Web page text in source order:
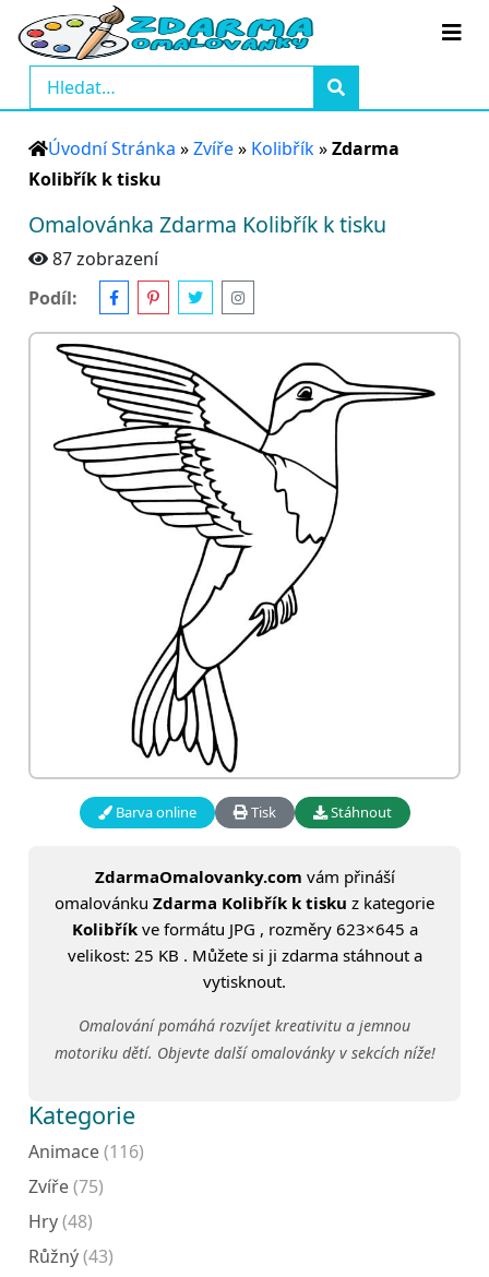
Úvodní Stránka »Zvíře» Kolibřík»Zdarma
Kolibřík k tisku
Omalovánka Zdarma Kolibřík k tisku
87 zobrazení
Podíl:
Barva online Tisk Stáhnout
ZdarmaOmalovanky.com vám přináší
omalovánku Zdarma Kolibřík k tisku z kategorie
Kolibříkve formátu JPG , rozměry 623×645 a
velikost: 25 KB . Můžete si ji zdarma stáhnout a
vytisknout.
Omalování pomáhá rozvíjet kreativitu a jemnou
motoriku dětí. Objevte další omalovánky v sekcích níže!
Kategorie
Animace(116)
Zvíře(75)
Hry(48)
Růžný(43)